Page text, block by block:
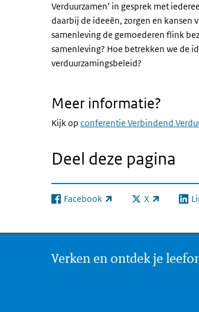
Verduurzamen’ in gesprek met
daarbij de ideeën, zorgen en kansen
samenleving de gemoederen flink
samenleving? Hoe betrekken we de
verduurzamingsbeleid?
Meer informatie?
Kijk op conferentie Verbindend
Deel deze pagina
Facebook
(externe link) X
(externe link)
Verken en ontdek je